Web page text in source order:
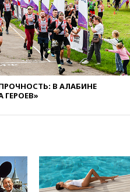
15:45Спутник «Электро-Л» №
5 введен в эксплуатацию
15:35Два человека погибли
при атаках дронов ВСУ в
Брянской области
зафиксирована вспышка
сальмонеллеза
14:49
Пентагон озаботился
критикой Трампа по поводу
дефицита боеприпасов
В АЛАБИНЕ